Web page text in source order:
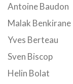
Antoine Baudon
Malak Benkirane
Yves Berteau
Sven Biscop
Helin Bolat